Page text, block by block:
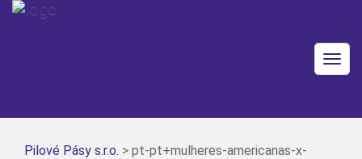
Pilové Pásy s.r.o. > pt-pt+mulheres-americanas-x-